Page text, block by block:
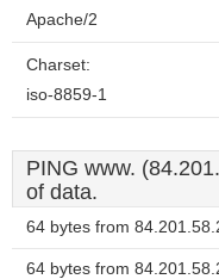
Apache/2
Charset:
iso-8859-1
PING www.
of data.
64 bytes from
64 bytes from